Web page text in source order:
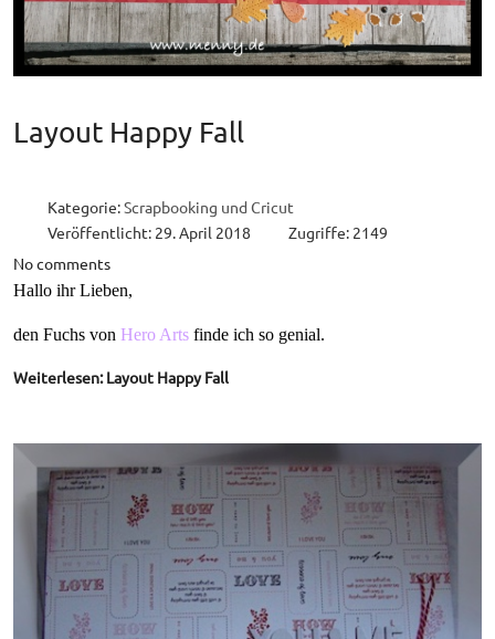
Layout Happy Fall
Kategorie:Scrapbooking und Cricut
Veröffentlicht: 29. April 2018
Zugriffe: 2149
No comments
Hallo ihr Lieben,
den Fuchs von Hero Arts finde ich so genial.
Weiterlesen: Layout Happy Fall